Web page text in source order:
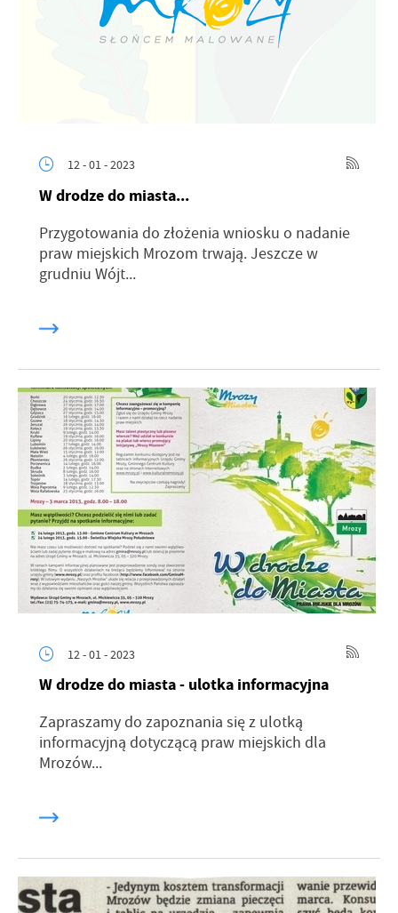
12 - 01 - 2023
W drodze do miasta...
Przygotowania do złożenia wniosku o nadanie
praw miejskich Mrozom trwają. Jeszcze w
grudniu Wójt...
12 - 01 - 2023
W drodze do miasta - ulotka informacyjna
Zapraszamy do zapoznania się z ulotką
informacyjną dotyczącą praw miejskich dla
Mrozów...